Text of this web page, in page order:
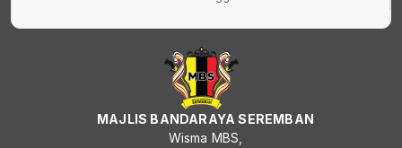
MAJLIS BANDARAYA SEREMBAN
Wisma MBS,